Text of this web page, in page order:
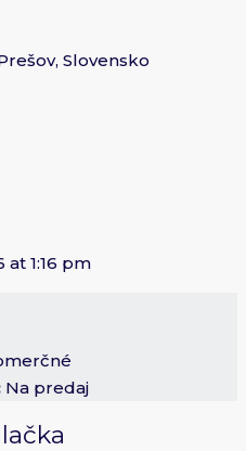
Slovensko
1:16 pm
Na predaj